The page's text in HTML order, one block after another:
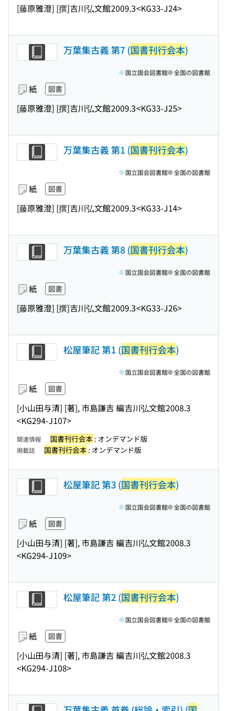
[藤原雅澄] [撰]吉川弘文館2009.3<KG33-J24>
万葉集古義 第7 (国書刊行会本)
紙 図書
[藤原雅澄] [撰]吉川弘文館2009.3<KG33-J25>
国立国会図書館 全国の図書館
万葉集古義 第1 (国書刊行会本)
紙 図書
[藤原雅澄] [撰]吉川弘文館2009.3<KG33-J14>
国立国会図書館 全国の図書館
万葉集古義 第8 (国書刊行会本)
紙 図書
[藤原雅澄] [撰]吉川弘文館2009.3<KG33-J26>
国立国会図書館 全国の図書館
松屋筆記 第1 (国書刊行会本)
紙 図書
[小山田与清] [著], 市島謙吉 編吉川弘文館2008.3
<KG294-J107>
国立国会図書館 全国の図書館
関連情報 国書刊行会本 : オンデマンド版
掲載誌 国書刊行会本 : オンデマンド版
松屋筆記 第3 (国書刊行会本)
紙 図書
[小山田与清] [著], 市島謙吉 編吉川弘文館2008.3
<KG294-J109>
国立国会図書館 全国の図書館
松屋筆記 第2 (国書刊行会本)
紙 図書
[小山田与清] [著], 市島謙吉 編吉川弘文館2008.3
<KG294-J108>
国立国会図書館 全国の図書館